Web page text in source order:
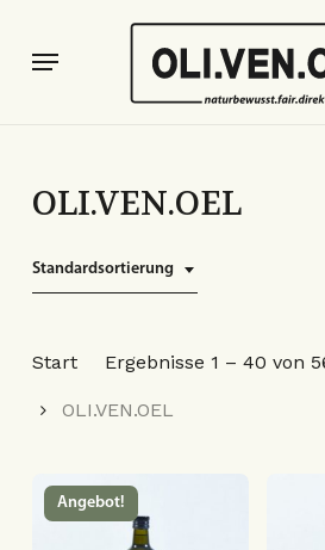
main
Menu
OLI.VEN.OEL
Standardsortierung
Ergebnisse 1 – 40 von
Start
OLI.VEN.OEL
Angebot!